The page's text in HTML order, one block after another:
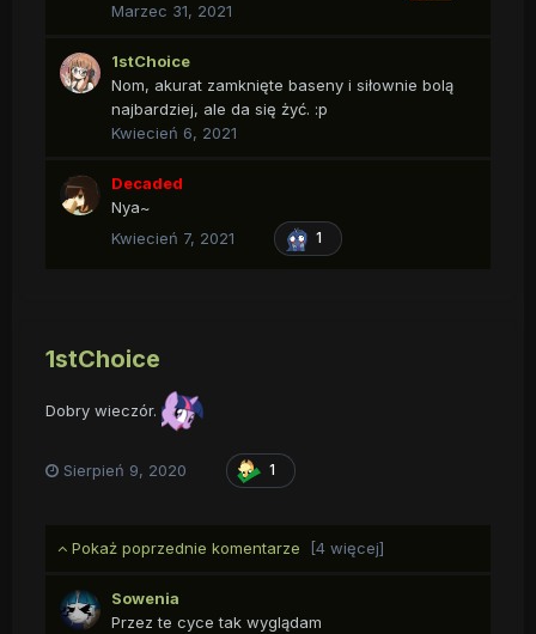
Marzec 31, 2021
1stChoice
Nom, akurat zamknięte baseny i siłownie bolą
najbardziej, ale da się żyć. :p
Kwiecień 6, 2021
Decaded
Nya~
Kwiecień 7, 2021
1
1stChoice
Dobry wieczór.
Sierpień 9, 2020 1
Pokaż poprzednie komentarze [4 więcej]
Sowenia
Przez te cyce tak wyglądam